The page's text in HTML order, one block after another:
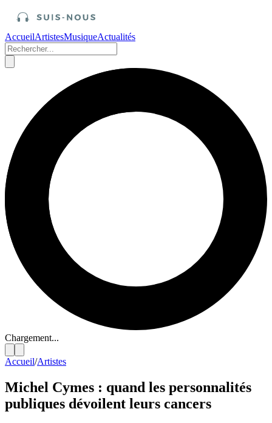
AccueilArtistesMusiqueActualités
Chargement...
Accueil/Artistes
Michel Cymes : quand les personnalités
publiques dévoilent leurs cancers